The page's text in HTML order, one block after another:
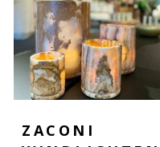
ZACONI